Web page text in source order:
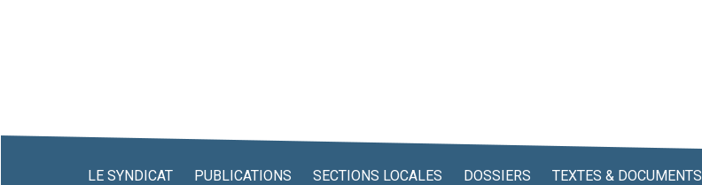
LE SYNDICAT PUBLICATIONS SECTIONS LOCALES DOSSIERS TEXTES & DOCUMENTS